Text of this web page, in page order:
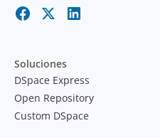
Soluciones
DSpace Express
Open Repository
Custom DSpace